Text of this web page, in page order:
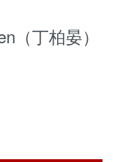
（丁柏晏）